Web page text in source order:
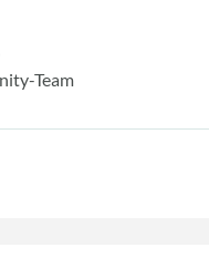
Team